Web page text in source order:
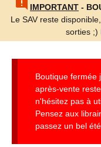
IMPORTANT -
Le SAV reste
sorties ;)
Boutique fermée
après-vente
n'hésitez pas à
Pensez aux
passez un bel